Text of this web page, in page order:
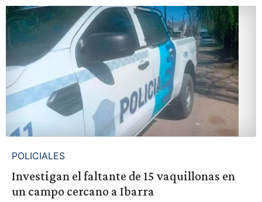
POLICIALES
Investigan el faltante de 15 vaquillonas en
un campo cercano a Ibarra